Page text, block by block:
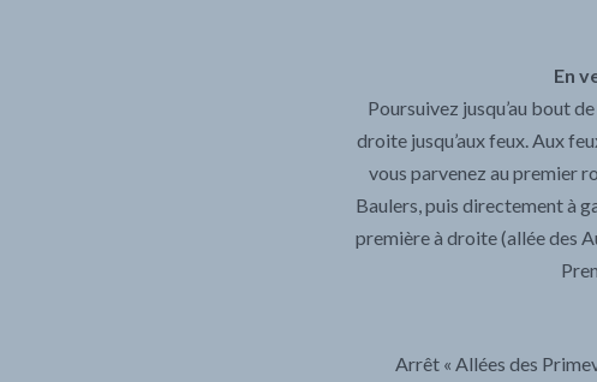
En
Poursuivez jusqu’au bout
droite jusqu’aux feux. Aux
vous parvenez au premier
Baulers, puis directement à
première à droite (allée des
Arrêt « Allées des